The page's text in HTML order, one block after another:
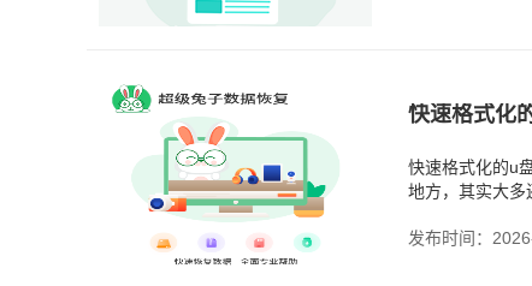
快速格式化
快速格式化的u
地方，其实大多
发布时间：